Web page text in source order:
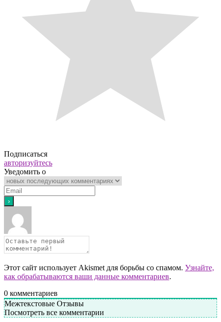
Подписаться
авторизуйтесь
Уведомить о
Этот сайт использует Akismet для борьбы со спамом. Узнайте,
как обрабатываются ваши данные комментариев.
0 комментариев
Межтекстовые Отзывы
Посмотреть все комментарии